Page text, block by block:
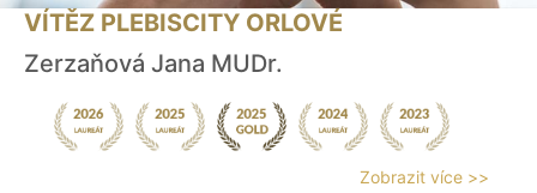
VÍTĚZ PLEBISCITY ORLOVÉ
Zerzaňová Jana MUDr.
Zobrazit více >>